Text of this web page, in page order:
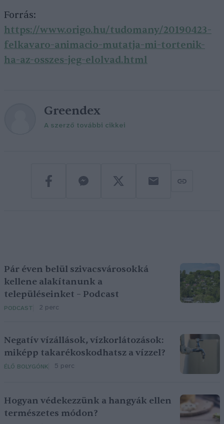
Forrás:
https://www.origo.hu/tudomany/20190423-
felkavaro-animacio-mutatja-mi-tortenik-
ha-az-osszes-jeg-elolvad.html
Greendex
A szerző további cikkei
Pár éven belül szivacsvárosokká
kellene alakítanunk a
településeinket – Podcast
PODCAST 2 perc
Negatív vízállások, vízkorlátozások:
miképp takarékoskodhatsz a vízzel?
ÉLŐ BOLYGÓNK 5 perc
Hogyan védekezzünk a hangyák ellen
természetes módon?